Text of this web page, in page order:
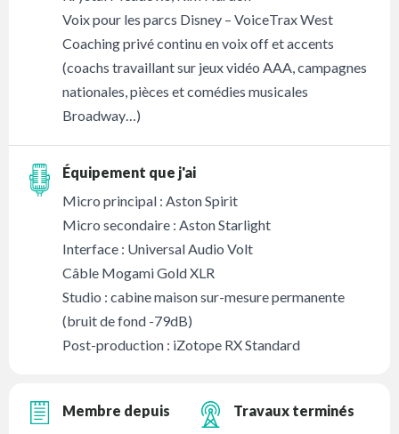
Voix pour les parcs Disney – VoiceTrax West
Coaching privé continu en voix off et accents
(coachs travaillant sur jeux vidéo AAA, campagnes
nationales, pièces et comédies musicales
Broadway…)
Équipement que j'ai
Micro principal : Aston Spirit
Micro secondaire : Aston Starlight
Interface : Universal Audio Volt
Câble Mogami Gold XLR
Studio : cabine maison sur-mesure permanente
(bruit de fond -79dB)
Post-production : iZotope RX Standard
Membre depuis
Travaux terminés